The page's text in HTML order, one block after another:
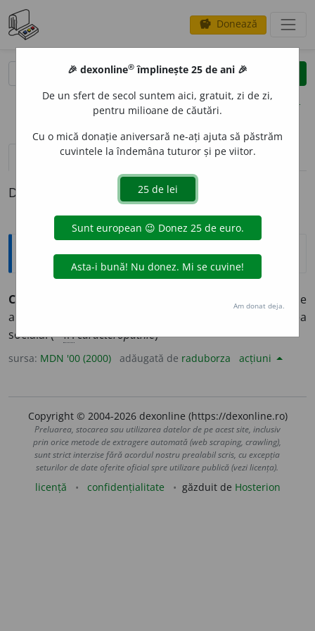
savings Donează
clear
opțiuni
definiții (1)
Definiția cu ID-ul 453607:
Explicative DEX
CARACTEROPAT
complex de trăsături caracteriale
anormale care influențează negativ comportarea
socială. (<fr.caractéropathie)
sursa: MDN '00 (2000) adăugată de raduborza acțiuni
Copyright © 2004-2026 dexonline (https://dexonline.ro)
Preluarea, stocarea sau utilizarea datelor de pe acest site, inclusiv
prin orice metode de extragere automată (web scraping, crawling),
sunt strict interzise fără acordul nostru prealabil scris, cu excepția
seturilor de date oferite oficial spre utilizare publică (vezi licența).
licență confidențialitate găzduit de Hosterion
🎉 dexonline® împlinește 25 de ani 🎉
De un sfert de secol suntem aici, gratuit, zi de zi,
pentru milioane de căutări.
Cu o mică donație aniversară ne-ați ajuta să păstrăm
cuvintele la îndemâna tuturor și pe viitor.
Am donat deja.